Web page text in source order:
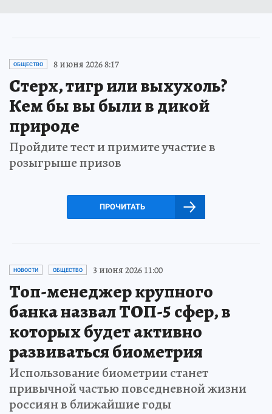
ОБЩЕСТВО 8 июня 2026 8:17
Стерх, тигр или выхухоль?
Кем бы вы были в дикой
природе
Пройдите тест и примите участие в
розыгрыше призов
ПРОЧИТАТЬ
НОВОСТИ ОБЩЕСТВО 3 июня 2026 11:00
Топ-менеджер крупного
банка назвал ТОП-5 сфер, в
которых будет активно
развиваться биометрия
Использование биометрии станет
привычной частью повседневной жизни
россиян в ближайшие годы